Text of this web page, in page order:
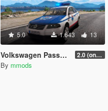
5.0 1.643 13
Volkswagen Passat B5 Ertzaintza (Basque Police) [ELS | REPLACE] 2.0 (only add-on)
By mmods